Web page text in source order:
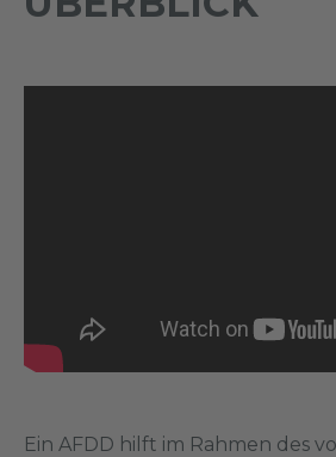
Ein AFDD hilft im Rahmen des